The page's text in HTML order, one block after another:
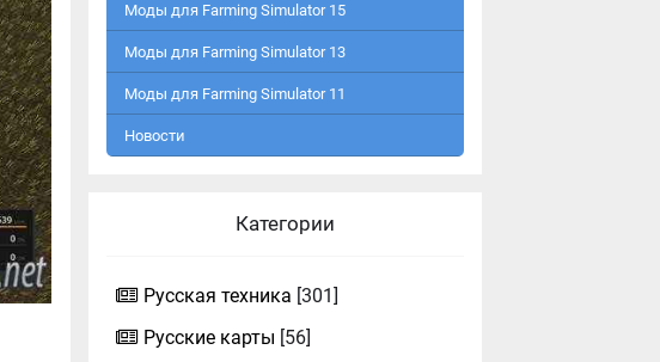
Моды для Farming Simulator 15
Моды для Farming Simulator 13
Моды для Farming Simulator 11
Новости
Категории
Русская техника [301]
Русские карты [56]